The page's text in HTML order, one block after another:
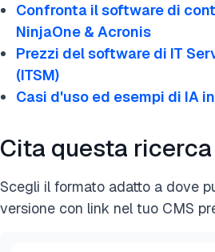
Confronta il software di
NinjaOne & Acronis
Prezzi del software di IT
(ITSM)
Casi d'uso ed esempi di IA
Cita questa ricerca
Scegli il formato adatto a dove
versione con link nel tuo CMS